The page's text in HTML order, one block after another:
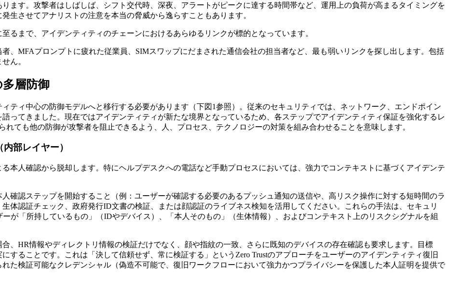
ます。攻撃者はしばしば、シフト交代時、深夜、アラートがピークに達する時間帯など、運用上の負荷が高まるタイミングを
生させてアナリストの注意を本当の脅威から逸らすこともあります。
るまで、アイデンティティのチェーンにおけるあらゆるリンクが標的となっています。
、MFAプロンプトに疲れた従業員、SIMスワップにだまされた通信会社の担当者など、最も弱いリンクを探し出します。包括
ん。
層防御
ティ中心の防御モデルへと移行する必要があります（下図1参照）。従来のセキュリティでは、ネットワーク、エンドポイン
ってきました。現在ではアイデンティティが新たな境界となっているため、各ステップでアイデンティティ保証を強化するレ
ても他の防御が攻撃者を阻止できるよう、人、プロセス、テクノロジーの対策を組み合わせることを意味します。
部レイヤー）
本人確認から脱却します。特にヘルプデスクへの電話など手動プロセスにおいては、強力でコンテキストに基づくアイデンテ
確認ステップを開始すること（例：ユーザーが確認する必要のあるプッシュ通知の送信や、高リスク操作に対する短時間のラ
体認証チェック、政府発行ID文書の検証、または顔認証のライブネス検知を活用してください。これらの手法は、セキュリ
が「所持しているもの」（IDやデバイス）、「本人そのもの」（生体情報）、およびコンテキスト上のリスクシグナルを組
、HR情報やディレクトリ情報の検証だけでなく、顔や指紋の一致、さらに既知のデバイスの存在確認も要求します。目標
することです。これは「決して信頼せず、常に検証する」というZero Trustのアプローチをユーザーのアイデンティティ復旧
た検証可能なクレデンシャル（偽造不可能で、復旧ワークフローにおいて強力かつプライバシーを保護した本人証明を提供で